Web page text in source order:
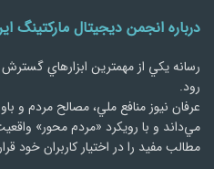
درباره انجمن دیجیتال مارکتینگ
رسانه يكي از مهمترین ابزارهاي
رود.
عرفان نیوز منافع ملي، مصالح مردم و
مي‌داند و با رويكرد «مردم‌ محور»
مطالب مفید را در اختیار کاربران خود